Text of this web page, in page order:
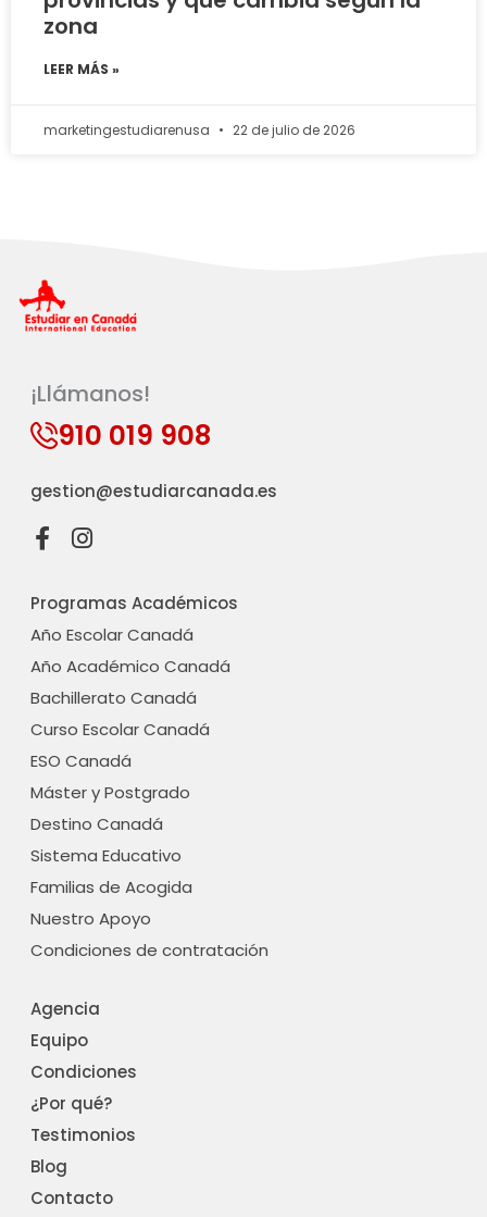
zona
LEER MÁS »
marketingestudiarenusa 22 de julio de 2026
Programas Académicos
Año Escolar Canadá
Año Académico Canadá
Bachillerato Canadá
Curso Escolar Canadá
ESO Canadá
Máster y Postgrado
Destino Canadá
Sistema Educativo
Familias de Acogida
Nuestro Apoyo
Condiciones de contratación
Agencia
Equipo
Condiciones
¿Por qué?
Testimonios
Blog
Contacto
¡Llámanos!
910 019 908
gestion@estudiarcanada.es
F
a
e
b
o
o
k
-
f
I
t
a
g
r
a
m